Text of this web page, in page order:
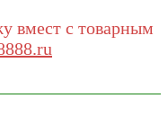
вмест с товарным